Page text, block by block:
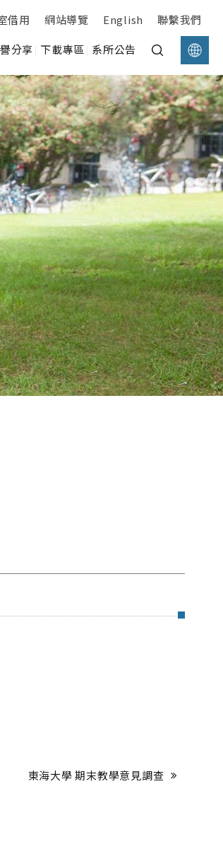
借用 網站導覽 English
聯繫我們
分享 下載專區 系所公告
東海大學 期末教學意見調查